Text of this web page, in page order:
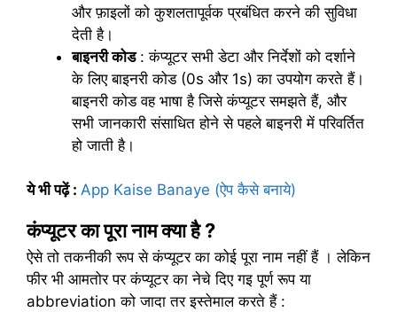
और फ़ाइलों को कुशलतापूर्वक प्रबंधित करने की सुविधा
देती है।
बाइनरी कोड: कंप्यूटर सभी डेटा और निर्देशों को दर्शाने
के लिए बाइनरी कोड (0s और 1s) का उपयोग करते हैं।
बाइनरी कोड वह भाषा है जिसे कंप्यूटर समझते हैं, और
सभी जानकारी संसाधित होने से पहले बाइनरी में परिवर्तित
हो जाती है।
ये भी पढ़ें: App Kaise Banaye (ऐप कैसे बनाये)
कंप्यूटर का पूरा नाम क्या है ?
ऐसे तो तकनीकी रूप से कंप्यूटर का कोई पूरा नाम नहीं हैं । लेकिन
फीर भी आमतोर पर कंप्यूटर का नेचे दिए गइ पूर्ण रूप या
abbreviation को जादा तर इस्तेमाल करते हैं :